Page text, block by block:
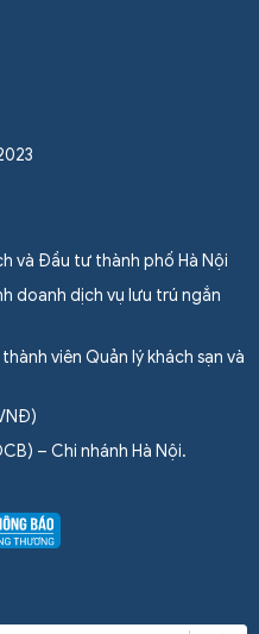
và Đầu tư thành phố Hà Nội
doanh dịch vụ lưu trú ngắn
viên Quản lý khách sạn và
– Chi nhánh Hà Nội.